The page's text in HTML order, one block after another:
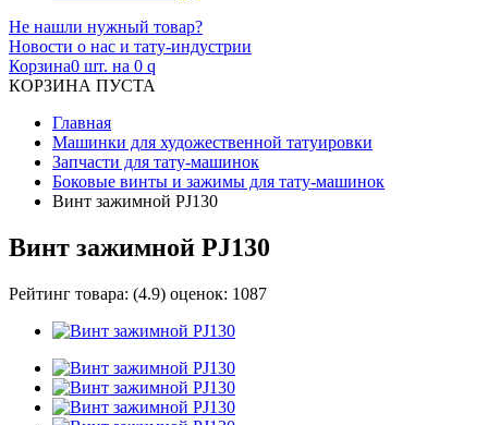
Не нашли нужный товар?
Новости о нас и тату-индустрии
Корзина0 шт. на 0 q
КОРЗИНА ПУСТА
Главная
Машинки для художественной татуировки
Запчасти для тату-машинок
Боковые винты и зажимы для тату-машинок
Винт зажимной PJ130
Винт зажимной PJ130
Рейтинг товара: (4.9) оценок: 1087